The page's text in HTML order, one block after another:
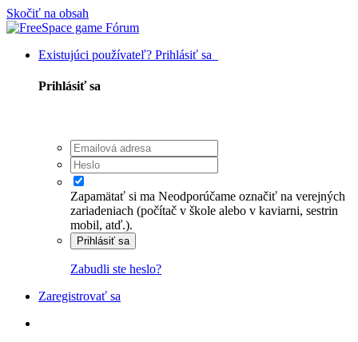
Skočiť na obsah
Existujúci používateľ? Prihlásiť sa
Prihlásiť sa
Zapamätať si ma Neodporúčame označiť na verejných
zariadeniach (počítač v škole alebo v kaviarni, sestrin
mobil, atď.).
Prihlásiť sa
Zabudli ste heslo?
Zaregistrovať sa